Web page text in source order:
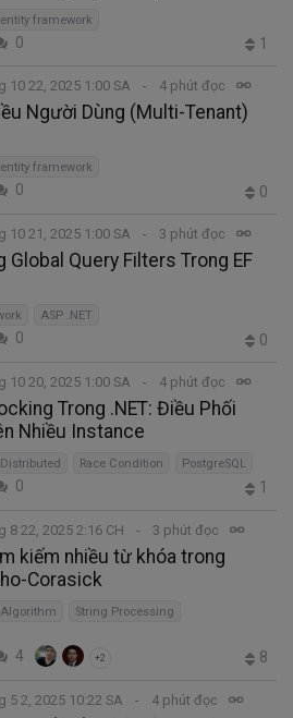
entity framework
0 1
10 22, 2025 1:00 SA 4 phút đọc
Người Dùng (Multi-Tenant)
entity framework
0 0
10 21, 2025 1:00 SA 3 phút đọc
Global Query Filters Trong EF
ASP .NET
0 0
10 20, 2025 1:00 SA 4 phút đọc
Trong .NET: Điều Phối
Nhiều Instance
Distributed Race Condition PostgreSQL
0 1
8 22, 2025 2:16 CH 3 phút đọc
kiếm nhiều từ khóa trong
Corasick
Algorithm
String Processing
4 +2 8
5 2, 2025 10:22 SA 4 phút đọc